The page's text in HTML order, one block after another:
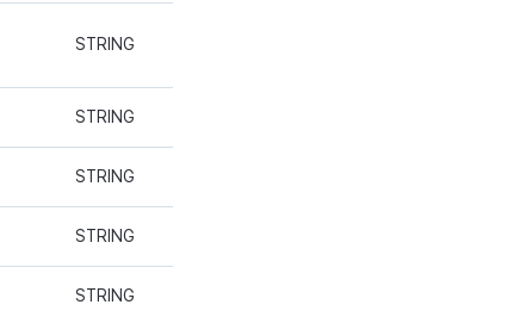
STRING
STRING
STRING
STRING
STRING